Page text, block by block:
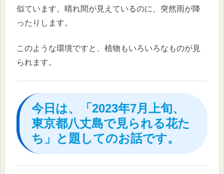
似ています。晴れ間が見えているのに、突然雨が降
ったりします。
このような環境ですと、植物もいろいろなものが見
られます。
今日は、「2023年7月上旬、
東京都八丈島で見られる花た
ち」と題してのお話です。